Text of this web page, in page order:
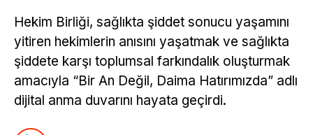
Hekim Birliği, sağlıkta şiddet sonucu yaşamını
yitiren hekimlerin anısını yaşatmak ve sağlıkta
şiddete karşı toplumsal farkındalık oluşturmak
amacıyla “Bir An Değil, Daima Hatırımızda” adlı
dijital anma duvarını hayata geçirdi.